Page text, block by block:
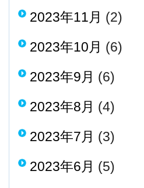
2023年11月 (2)
2023年10月 (6)
2023年9月 (6)
2023年8月 (4)
2023年7月 (3)
2023年6月 (5)